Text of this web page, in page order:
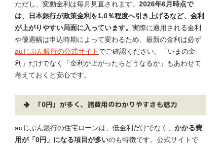
ただし、変動金利は毎月見直されます。 2026年6月時点で
は、日本銀行が政策金利を1.0％程度へ引き上げるなど、金利
が上がりやすい局面に入っています。 実際に適用される金利
や優遇幅は申込時期によって変わるため、最新の金利は必ず
auじぶん銀行の公式サイト でご確認ください。「いまの金
利」だけでなく「金利が上がったらどうなるか」もあわせて
考えておくと安心です。
「0円」が多く、諸費用のわかりやすさも魅力
auじぶん銀行の住宅ローンは、低金利だけでなく、 かかる費
用が「0円」になる項目が多いのも特徴です。公式サイトで